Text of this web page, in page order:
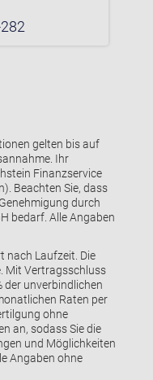
gelten bis auf
Ihr
Finanzservice
Beachten Sie, dass
durch
bedarf. Alle Angaben
nach Laufzeit. Die
Mit Vertragsschluss
der unverbindlichen
Raten per
ohne
an, sodass Sie die
und Möglichkeiten
Angaben ohne